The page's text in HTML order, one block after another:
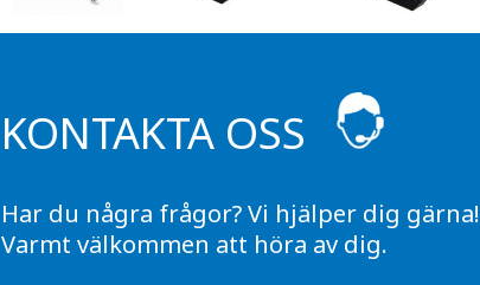
KONTAKTA OSS
Har du några frågor? Vi hjälper dig gärna!
Varmt välkommen att höra av dig.